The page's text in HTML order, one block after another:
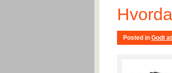
Posted in Godt